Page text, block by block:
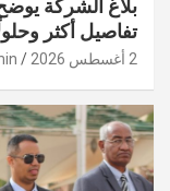
بلاغ الشركة
تفاصيل أكثر
2 أغسطس 2026